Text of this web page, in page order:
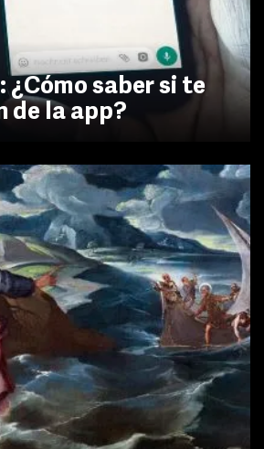
¿Cómo saber si te
de la app?